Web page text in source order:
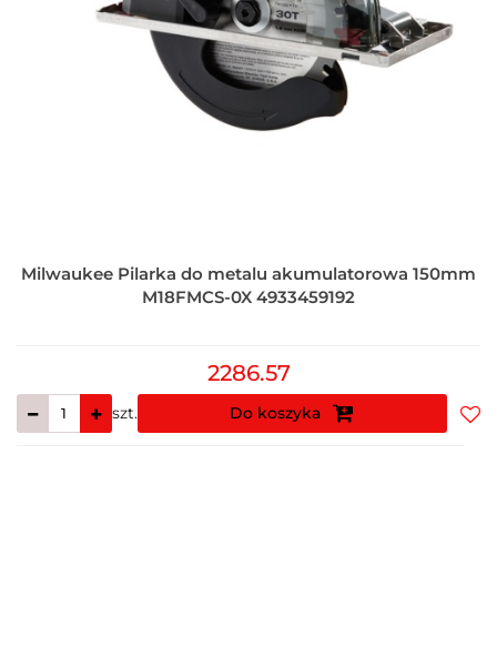
Milwaukee Pilarka do metalu akumulatorowa 150mm
M18FMCS-0X 4933459192
2286.57
szt. Do koszyka